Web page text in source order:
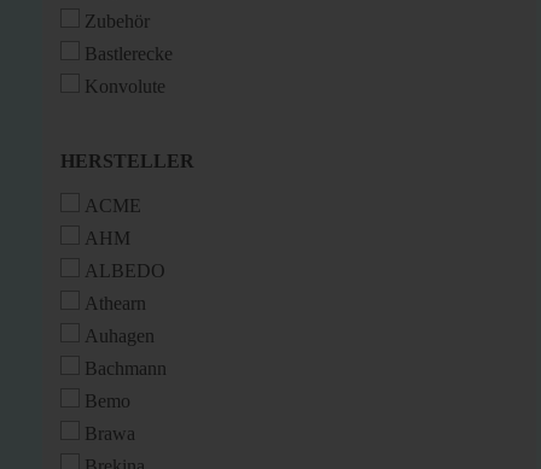
Zubehör
Bastlerecke
Konvolute
HERSTELLER
HERSTELLER
ACME
AHM
ALBEDO
Athearn
Auhagen
Bachmann
Bemo
Brawa